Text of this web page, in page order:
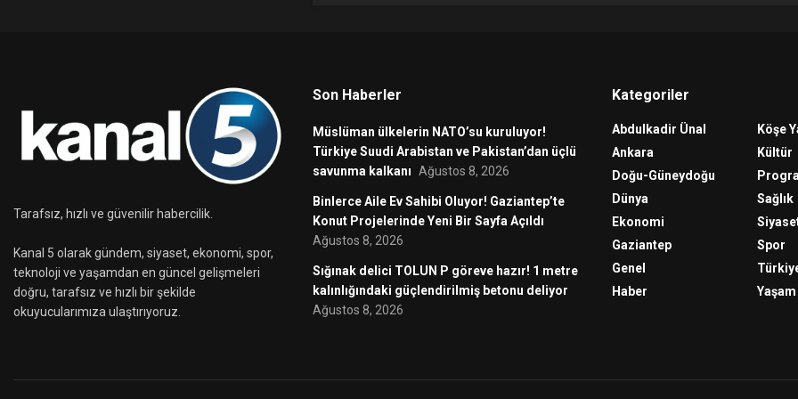
Tarafsız, hızlı ve güvenilir habercilik.
Kanal 5 olarak gündem, siyaset, ekonomi, spor,
teknoloji ve yaşamdan en güncel gelişmeleri
doğru, tarafsız ve hızlı bir şekilde
okuyucularımıza ulaştırıyoruz.
Son Haberler
Müslüman ülkelerin NATO’su kuruluyor!
Türkiye Suudi Arabistan ve Pakistan’dan üçlü
savunma kalkanı Ağustos 8, 2026
Binlerce Aile Ev Sahibi Oluyor! Gaziantep’te
Konut Projelerinde Yeni Bir Sayfa Açıldı
Ağustos 8, 2026
Sığınak delici TOLUN P göreve hazır! 1 metre
kalınlığındaki güçlendirilmiş betonu deliyor
Ağustos 8, 2026
Kategoriler
Abdulkadir Ünal
Ankara
Doğu-Güneydoğu
Dünya
Ekonomi
Gaziantep
Genel
Haber
Köşe
Kültür
Sağlık
Spor
Yaşam